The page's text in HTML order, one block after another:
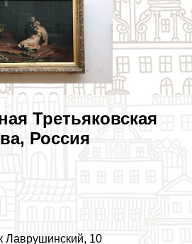
Третьяковская
Россия
Лаврушинский, 10